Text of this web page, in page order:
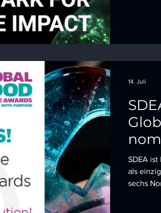
SDEA ist
als
sechs
14. Juli